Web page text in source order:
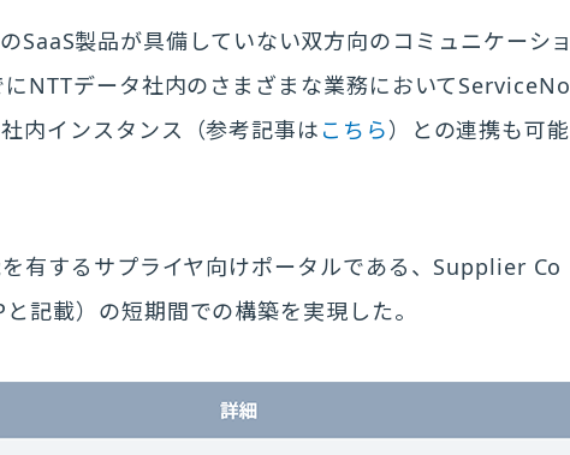
SaaS製品が具備していない双方向のコミュニケーショ
NTTデータ社内のさまざまな業務においてServiceNo
内インスタンス（参考記事は こちら）との連携も可能
有するサプライヤ向けポータルである、Supplier Co
載）の短期間での構築を実現した。